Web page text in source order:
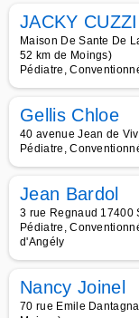
JACKY CUZZI
Maison De Sante De
52 km de Moings)
Pédiatre,
Gellis Chloe
40 avenue Jean de
Pédiatre,
Jean Bardol
3 rue Regnaud 17400
Pédiatre,
d'Angély
Nancy Joinel
70 rue Emile